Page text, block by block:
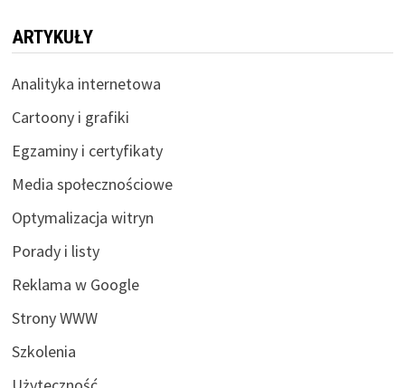
ARTYKUŁY
Analityka internetowa
Cartoony i grafiki
Egzaminy i certyfikaty
Media społecznościowe
Optymalizacja witryn
Porady i listy
Reklama w Google
Strony WWW
Szkolenia